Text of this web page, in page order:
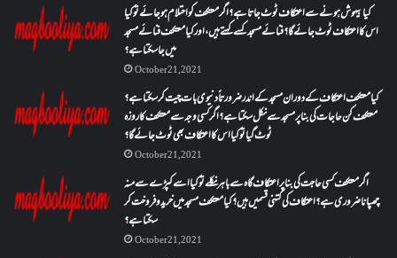
کیا بیہوش ہونے سے اعتکاف ٹوٹ جاتا ہے؟ اگر معتکف کو احتلام ہو جائے تو کیا
اس کا اعتکاف ٹوٹ جائے گا؟فنائے مسجد کسے کہتے ہیں ، اور کیا معتکف فنائے مسجد
میں جا سکتا ہے؟
October 21, 2021
کیا معتکف اعتکاف کے دوران مسجد کے اندر ضرورتاً دنیوی بات چیت کر سکتا ہے؟
معتکف کن حاجات کی بنا پر مسجد سے نکل سکتا ہے؟ اگر کسی وجہ سے معتکف کا روزہ
ٹوٹ گیا تو کیا اس کا اعتکاف بھی ٹوٹ جائے گا؟
October 21, 2021
اگر معتکف کسی حاجت کی بنا پر اعتکاف گاہ سے باہر نکلے تو کیا اسے کپڑے سے منہ
چھپانا ضروری ہے؟اعتکاف کی کتنی قسمیں ہیں؟کیا معتکف مسجد میں خرید و فروخت کر
سکتا ہے؟
October 21, 2021